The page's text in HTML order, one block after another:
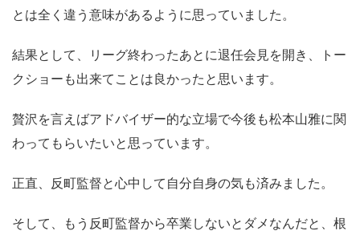
とは全く違う意味があるように思っていました。
結果として、リーグ終わったあとに退任会見を開き、トー
クショーも出来てことは良かったと思います。
贅沢を言えばアドバイザー的な立場で今後も松本山雅に関
わってもらいたいと思っています。
正直、反町監督と心中して自分自身の気も済みました。
そして、もう反町監督から卒業しないとダメなんだと、根